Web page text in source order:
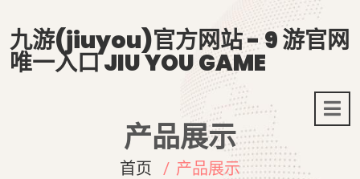
九游(jiuyou)官方网站 - 9 游官网
唯一入口 JIU YOU GAME
产品展示
首页 产品展示